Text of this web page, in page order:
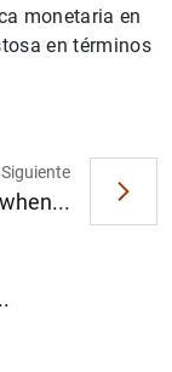
monetaria en
en términos
Siguiente